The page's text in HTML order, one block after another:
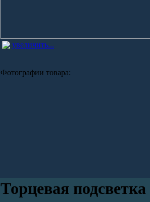
увеличить...
Фотографии товара:
Торцевая подсветка